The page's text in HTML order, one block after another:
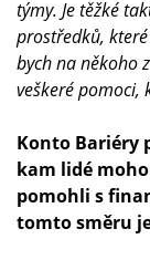
týmy. Je těžké
prostředků,
bych na někoho
veškeré pomoci,
Konto Bariéry
kam lidé
pomohli s
tomto směru